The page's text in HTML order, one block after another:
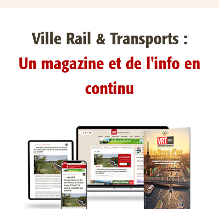
Ville Rail & Transports :
Un magazine et de l'info en
continu